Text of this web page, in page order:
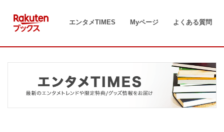
エンタメTIMES Myページ よくある質問